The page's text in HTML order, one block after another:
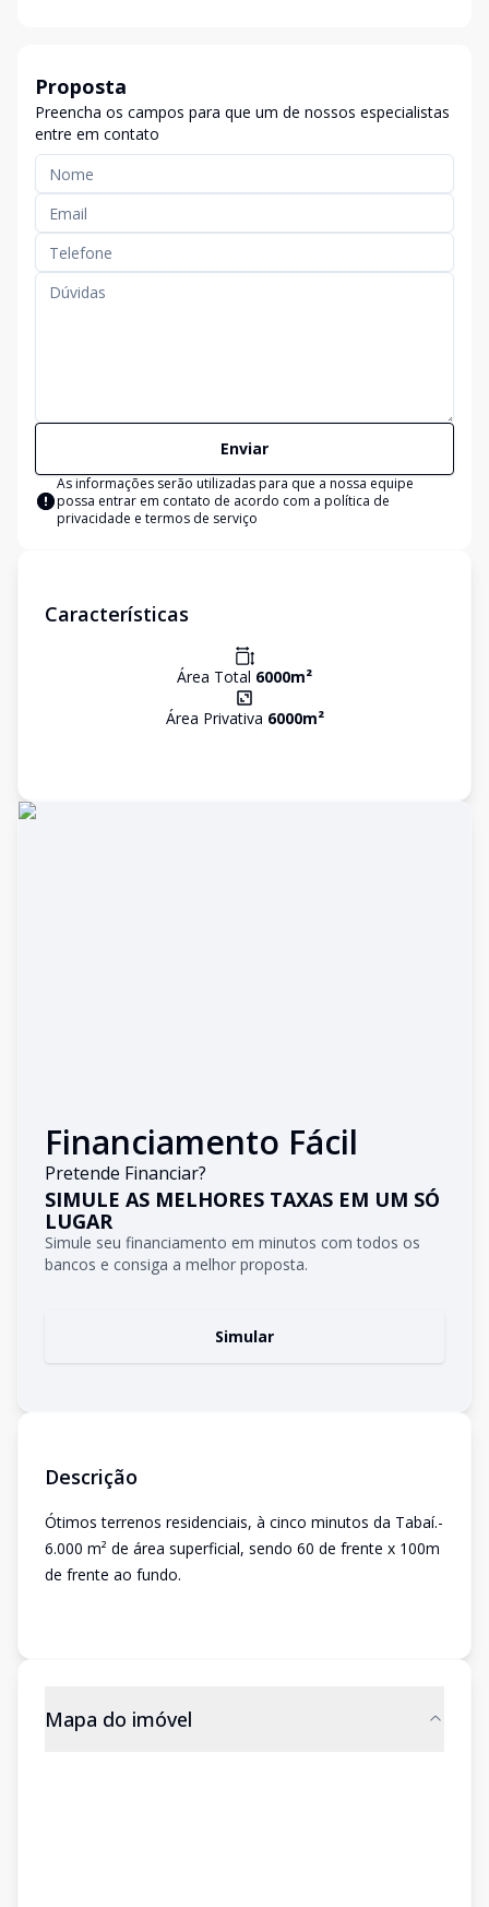
Proposta
Preencha os campos para que um de nossos especialistas
entre em contato
Enviar
As informações serão utilizadas para que a nossa equipe
possa entrar em contato de acordo com a política de
privacidade e termos de serviço
Características
Área Total 6000m²
Área Privativa 6000m²
Financiamento Fácil
Pretende Financiar?
SIMULE AS MELHORES TAXAS EM UM SÓ
LUGAR
Simule seu financiamento em minutos com todos os
bancos e consiga a melhor proposta.
Simular
Descrição
Ótimos terrenos residenciais, à cinco minutos da Tabaí.-
6.000 m² de área superficial, sendo 60 de frente x 100m
de frente ao fundo.
Mapa do imóvel